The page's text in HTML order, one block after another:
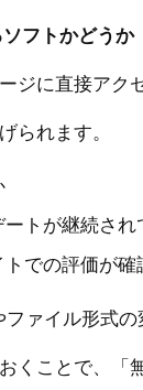
フトかどうか
ジに直接アク
られます。
トが継続され
での評価が確
ァイル形式の
くことで、「